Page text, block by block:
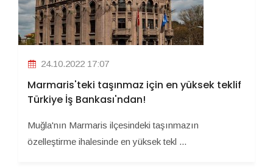
24.10.2022 17:07
Marmaris'teki taşınmaz için en yüksek teklif
Türkiye İş Bankası'ndan!
Muğla'nın Marmaris ilçesindeki taşınmazın
özelleştirme ihalesinde en yüksek tekl ...